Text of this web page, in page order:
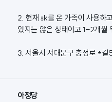
2. 현재 sk를 온 가족이 사용하
있지는 않은 상태이고 1-2개월
3. 서울시 서대문구 충정로 *
아정당